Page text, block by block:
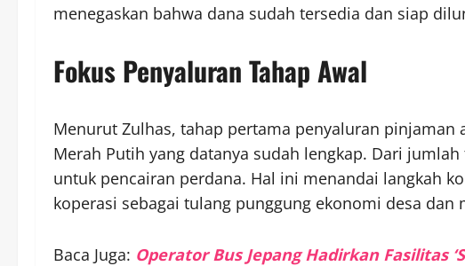
menegaskan bahwa dana sudah tersedia dan siap
Fokus Penyaluran Tahap Awal
Menurut Zulhas, tahap pertama penyaluran pinjaman
Merah Putih yang datanya sudah lengkap. Dari
untuk pencairan perdana. Hal ini menandai langkah
koperasi sebagai tulang punggung ekonomi desa dan
Baca Juga: Operator Bus Jepang Hadirkan Fasilitas